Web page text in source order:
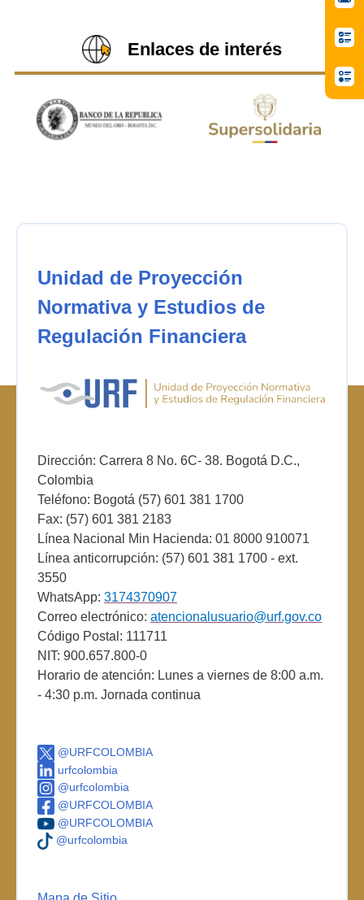
Enlaces de interés
Unidad de Proyección
Normativa y Estudios de
Regulación Financiera
Dirección: Carrera 8 No. 6C- 38. Bogotá D.C.,
Colombia
Teléfono: Bogotá (57) 601 381 1700
Fax: (57) 601 381 2183
Línea Nacional Min Hacienda: 01 8000 910071
Línea anticorrupción: (57) 601 381 1700 - ext.
3550
WhatsApp: 3174370907
Correo electrónico: atencionalusuario@urf.gov.co
Código Postal: 111711
NIT: 900.657.800-0
Horario de atención: Lunes a viernes de 8:00 a.m.
- 4:30 p.m. Jornada continua
@URFCOLOMBIA
urfcolombia
@urfcolombia
@URFCOLOMBIA
@URFCOLOMBIA
@urfcolombia